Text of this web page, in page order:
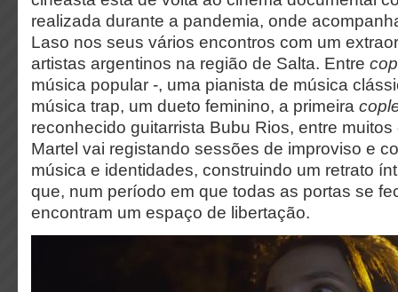
realizada durante a pandemia, onde
Laso nos seus vários encontros com um
artistas argentinos na região de Salta. Entre
música popular -, uma pianista de música
música trap, um dueto feminino, a primeira
reconhecido guitarrista Bubu Rios, entre
Martel vai registando sessões de improviso e
música e identidades, construindo um retrato
que, num período em que todas as portas se
encontram um espaço de libertação.